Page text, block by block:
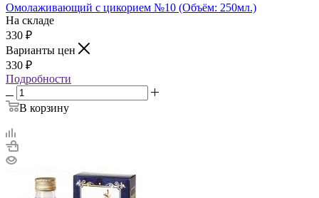
Омолаживающий с цикорием №10 (Объём: 250мл.)
На складе
330 ₽
Варианты цен
330 ₽
Подробности
В корзину